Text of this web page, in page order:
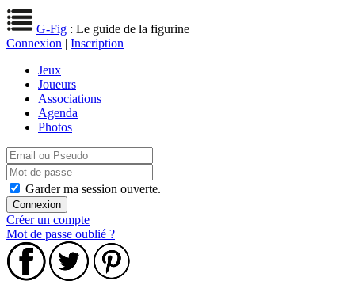
G-Fig : Le guide de la figurine
Connexion | Inscription
Jeux
Joueurs
Associations
Agenda
Photos
Garder ma session ouverte.
Créer un compte
Mot de passe oublié ?